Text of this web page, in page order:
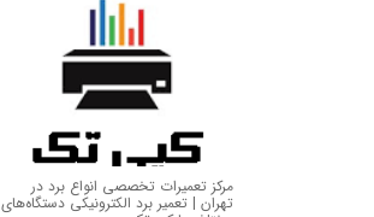
مرکز تعمیرات تخصصی انواع برد در
تهران | تعمیر برد الکترونیکی دستگاه‌های